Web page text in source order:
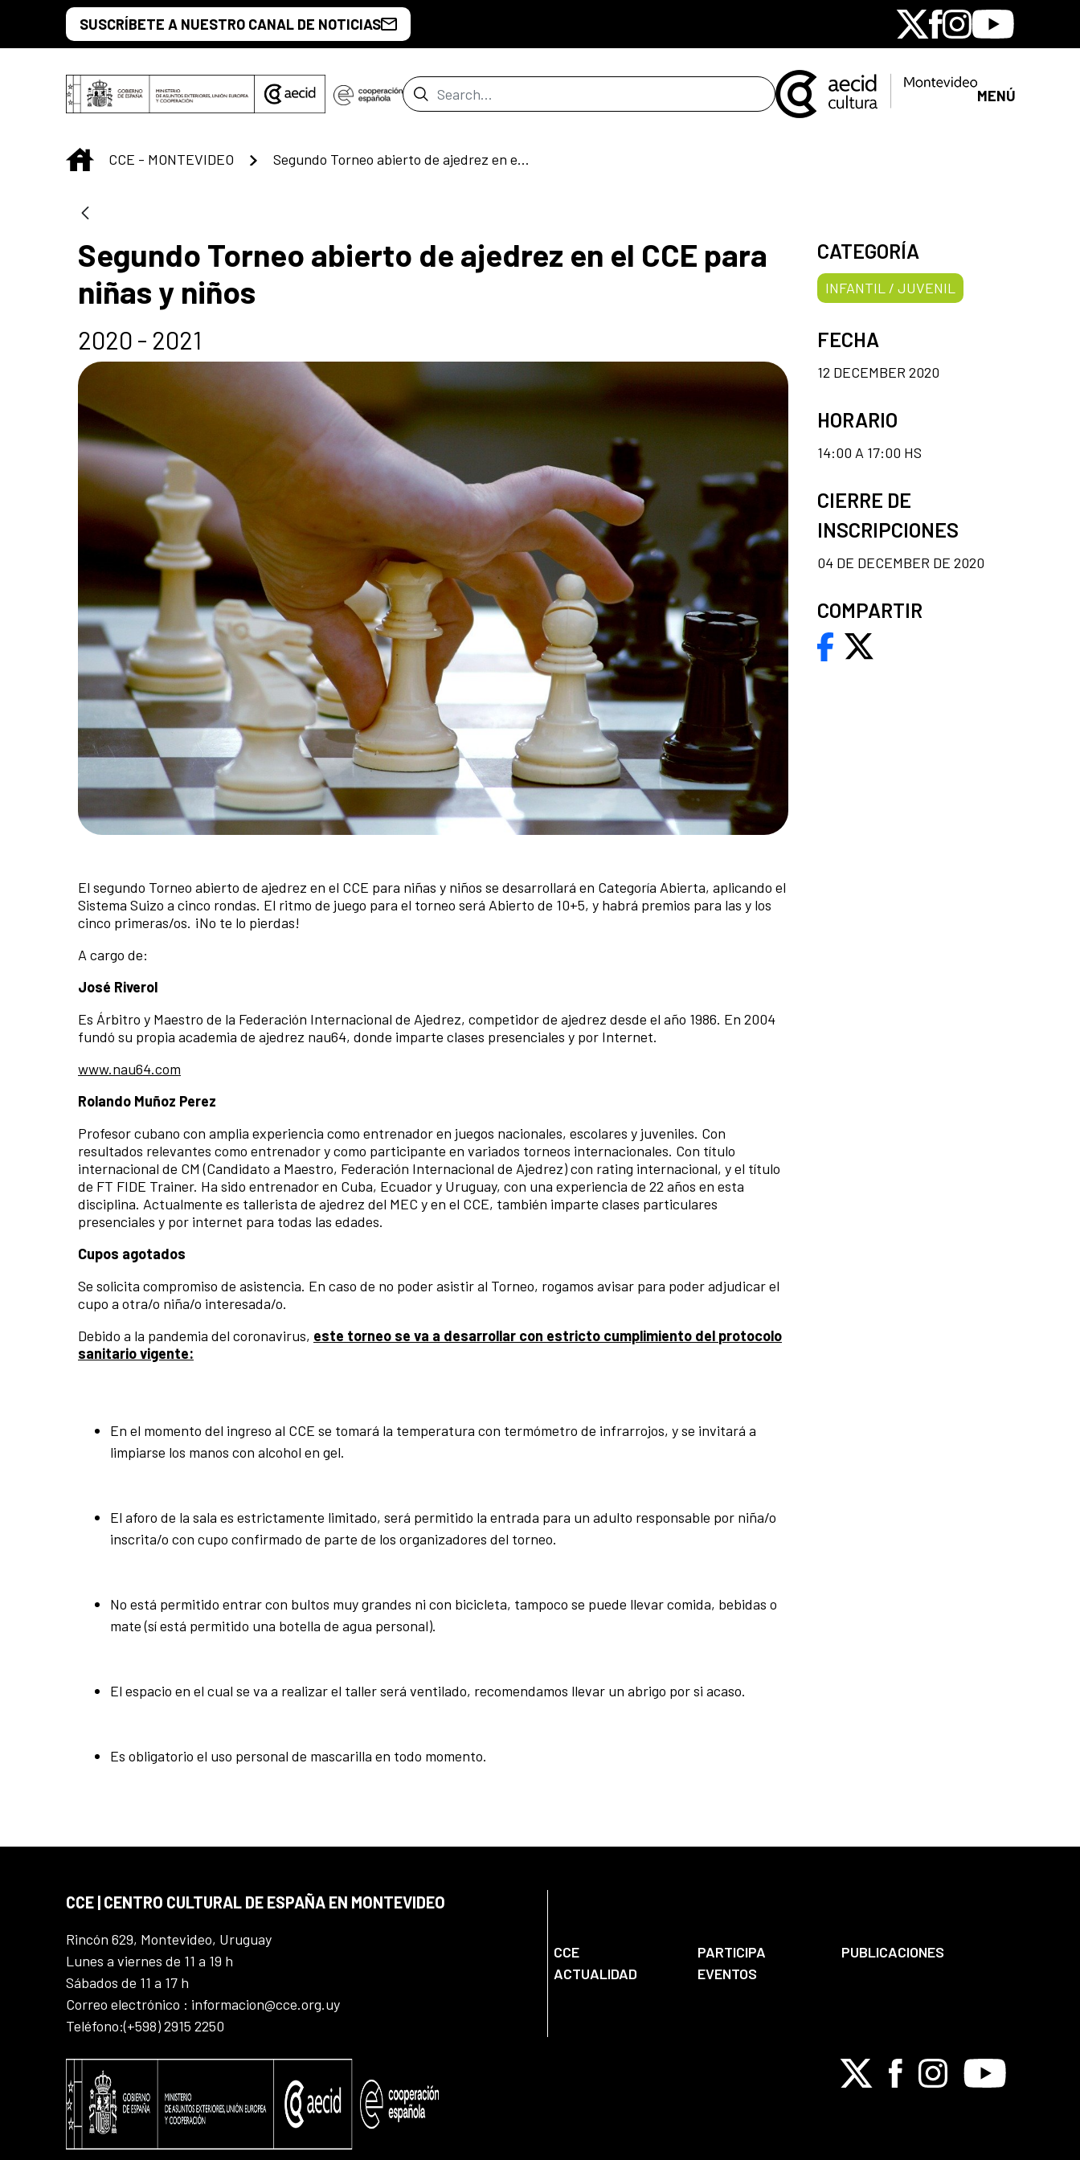
Skip to Main ContentSUSCRÍBETE A NUESTRO CANAL DE NOTICIAS X Facebook
Instagram
Youtube
Search Bar MENÚ
INICIO
CCE - MONTEVIDEO Segundo Torneo abierto de ajedrez en el CCE para niñas y niños
Segundo Torneo abierto de ajedrez en el CCE para
niñas y niños
2020 - 2021
El segundo Torneo abierto de ajedrez en el CCE para niñas y niños se desarrollará en Categoría Abierta, aplicando el
Sistema Suizo a cinco rondas. El ritmo de juego para el torneo será Abierto de 10+5, y habrá premios para las y los
cinco primeras/os. ¡No te lo pierdas!
A cargo de:
José Riverol
Es Árbitro y Maestro de la Federación Internacional de Ajedrez, competidor de ajedrez desde el año 1986. En 2004
fundó su propia academia de ajedrez nau64, donde imparte clases presenciales y por Internet.
www.nau64.com
Rolando Muñoz Perez
Profesor cubano con amplia experiencia como entrenador en juegos nacionales, escolares y juveniles. Con
resultados relevantes como entrenador y como participante en variados torneos internacionales. Con título
internacional de CM (Candidato a Maestro, Federación Internacional de Ajedrez) con rating internacional, y el título
de FT FIDE Trainer. Ha sido entrenador en Cuba, Ecuador y Uruguay, con una experiencia de 22 años en esta
disciplina. Actualmente es tallerista de ajedrez del MEC y en el CCE, también imparte clases particulares
presenciales y por internet para todas las edades.
Cupos agotados
Se solicita compromiso de asistencia. En caso de no poder asistir al Torneo, rogamos avisar para poder adjudicar el
cupo a otra/o niña/o interesada/o.
Debido a la pandemia del coronavirus, este torneo se va a desarrollar con estricto cumplimiento del protocolo
sanitario vigente:
En el momento del ingreso al CCE se tomará la temperatura con termómetro de infrarrojos, y se invitará a
limpiarse los manos con alcohol en gel.
El aforo de la sala es estrictamente limitado, será permitido la entrada para un adulto responsable por niña/o
inscrita/o con cupo confirmado de parte de los organizadores del torneo.
No está permitido entrar con bultos muy grandes ni con bicicleta, tampoco se puede llevar comida, bebidas o
mate (sí está permitido una botella de agua personal).
El espacio en el cual se va a realizar el taller será ventilado, recomendamos llevar un abrigo por si acaso.
Es obligatorio el uso personal de mascarilla en todo momento.
CATEGORÍA
INFANTIL / JUVENIL
FECHA
12 DECEMBER 2020
HORARIO
14:00 A 17:00 HS
CIERRE DE
INSCRIPCIONES
04 DE DECEMBER DE 2020
COMPARTIR
CCE | CENTRO CULTURAL DE ESPAÑA EN MONTEVIDEO
Rincón 629, Montevideo, Uruguay
Lunes a viernes de 11 a 19 h
Sábados de 11 a 17 h
Correo electrónico : informacion@cce.org.uy
Teléfono:(+598) 2915 2250
CCE PARTICIPA
PUBLICACIONES
ACTUALIDAD
EVENTOS
X FacebookInstagramYoutube